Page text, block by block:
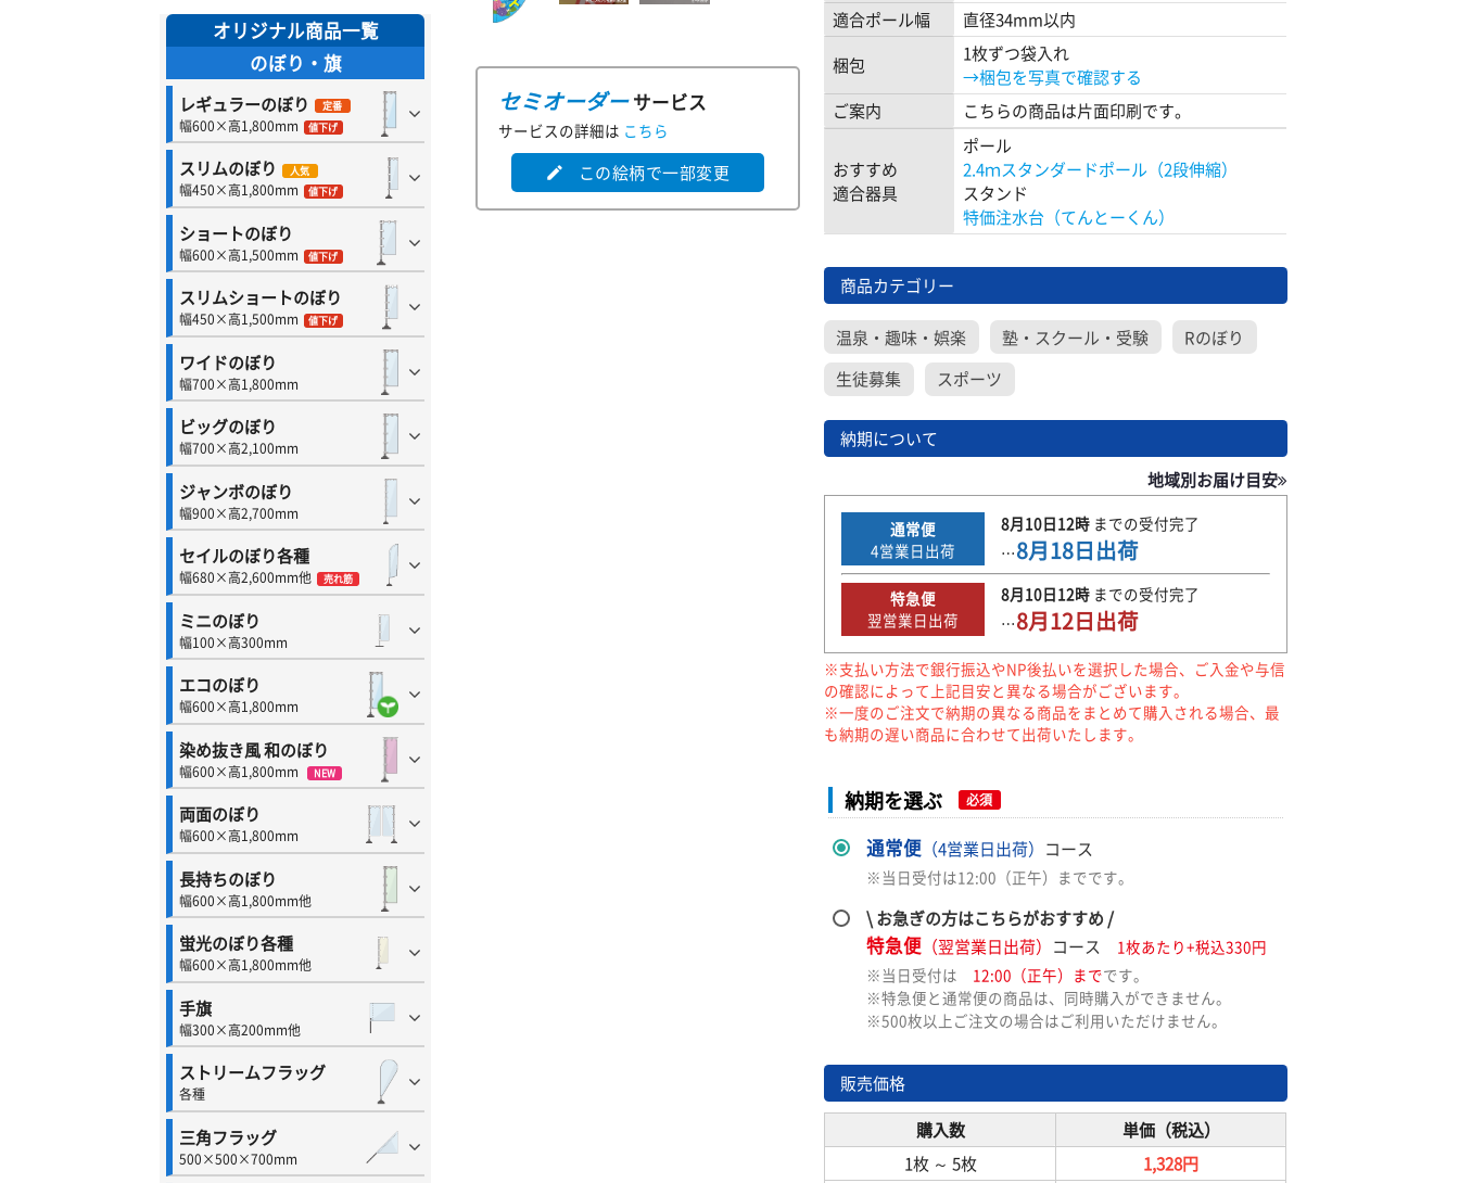
オリジナル商品一覧
のぼり・旗
レギュラーのぼり 定番
幅600×高1,800mm 値下げ
スリムのぼり 人気
幅450×高1,800mm 値下げ
ショートのぼり
幅600×高1,500mm 値下げ
スリムショートのぼり
幅450×高1,500mm 値下げ
ワイドのぼり
幅700×高1,800mm
ビッグのぼり
幅700×高2,100mm
ジャンボのぼり
幅900×高2,700mm
セイルのぼり各種
幅680×高2,600mm他 売れ筋
ミニのぼり
幅100×高300mm
エコのぼり
幅600×高1,800mm
染め抜き風 和のぼり
幅600×高1,800mm NEW
両面のぼり
幅600×高1,800mm
長持ちのぼり
幅600×高1,800mm他
蛍光のぼり各種
幅600×高1,800mm他
手旗
幅300×高200mm他
ストリームフラッグ
各種
三角フラッグ
500×500×700mm
セミオーダーサービス
サービスの詳細は こちら
edit この絵柄で一部変更
適合ポール幅
直径34mm以内
梱包
1枚ずつ袋入れ
→梱包を写真で確認する
ご案内
こちらの商品は片面印刷です。
おすすめ
適合器具
ポール
2.4ｍスタンダードポール（2段伸縮）
スタンド
特価注水台（てんとーくん）
商品カテゴリー
温泉・趣味・娯楽 塾・スクール・受験
Rのぼり
生徒募集
スポーツ
納期について
地域別お届け目安
通常便
4営業日出荷
8月10日12時までの受付完了
…8月18日出荷
特急便
翌営業日出荷
8月10日12時までの受付完了
…8月12日出荷
※支払い方法で銀行振込やNP後払いを選択した場合、ご入金や与信
の確認によって上記目安と異なる場合がございます。
※一度のご注文で納期の異なる商品をまとめて購入される場合、最
も納期の遅い商品に合わせて出荷いたします。
納期を選ぶ 必須
通常便（4営業日出荷） コース
※当日受付は12:00（正午）までです。
\ お急ぎの方はこちらがおすすめ /
特急便（翌営業日出荷） コース
1枚あたり+税込330円
※当日受付は 12:00（正午）までです。
※特急便と通常便の商品は、同時購入ができません。
※500枚以上ご注文の場合はご利用いただけません。
販売価格
購入数
単価（税込）
1枚 ～ 5枚
1,328円